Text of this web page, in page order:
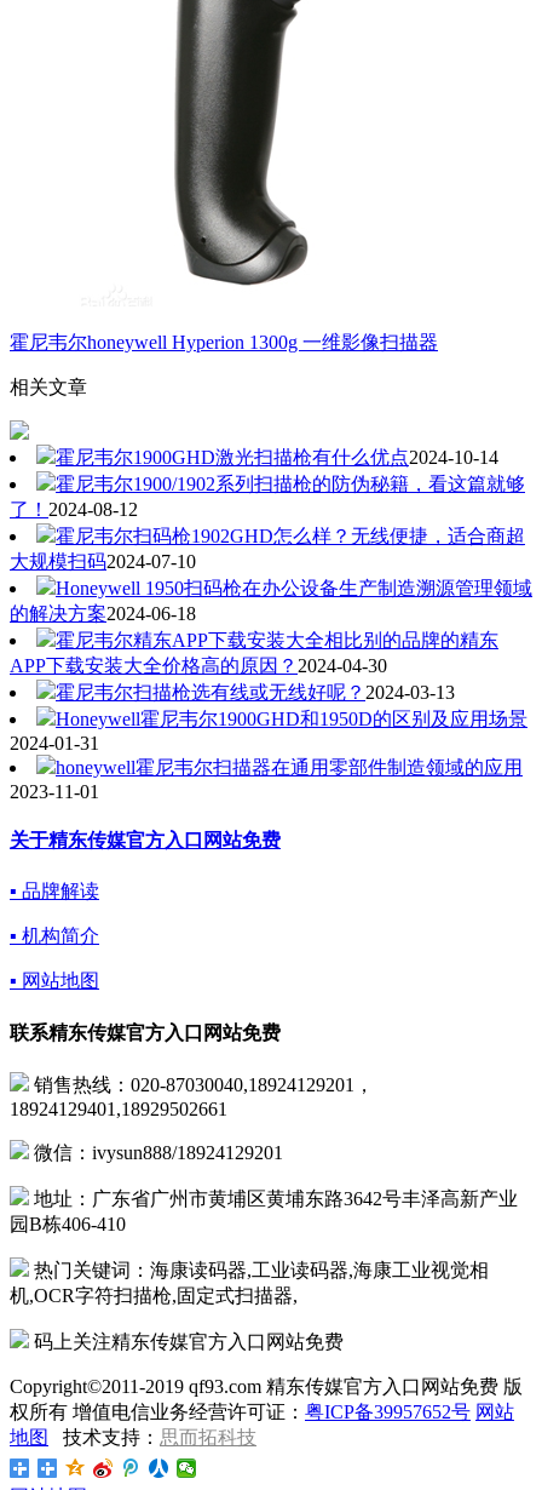
霍尼韦尔honeywell Hyperion 1300g 一维影像扫描器
相关文章
霍尼韦尔1900GHD激光扫描枪有什么优点2024-10-14
霍尼韦尔1900/1902系列扫描枪的防伪秘籍，看这篇就够
了！ 2024-08-12
霍尼韦尔扫码枪1902GHD怎么样？无线便捷，适合商超
大规模扫码2024-07-10
Honeywell 1950扫码枪在办公设备生产制造溯源管理领域
的解决方案2024-06-18
霍尼韦尔精东APP下载安装大全相比别的品牌的精东
APP下载安装大全价格高的原因？ 2024-04-30
霍尼韦尔扫描枪选有线或无线好呢？ 2024-03-13
Honeywell霍尼韦尔1900GHD和1950D的区别及应用场景
2024-01-31
honeywell霍尼韦尔扫描器在通用零部件制造领域的应用
2023-11-01
关于精东传媒官方入口网站免费
▪ 品牌解读
▪ 机构简介
▪ 网站地图
联系精东传媒官方入口网站免费
销售热线：020-87030040,18924129201，
18924129401,18929502661
微信：ivysun888/18924129201
地址：广东省广州市黄埔区黄埔东路3642号丰泽高新产业
园B栋406-410
热门关键词：海康读码器,工业读码器,海康工业视觉相
机,OCR字符扫描枪,固定式扫描器,
码上关注精东传媒官方入口网站免费
Copyright©2011-2019 qf93.com 精东传媒官方入口网站免费 版
权所有 增值电信业务经营许可证： 粤ICP备39957652号 网站
地图
技术支持： 思而拓科技